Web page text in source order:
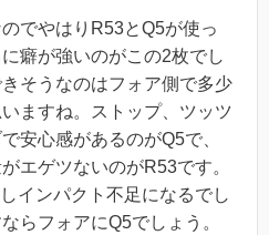
でやはりR53とQ5が使っ
癖が強いのがこの2枚でし
そうなのはフォア側で多少
ますね。ストップ、ツッツ
安心感があるのがQ5で、
エゲツないのがR53です。
インパクト不足になるでし
らフォアにQ5でしょう。